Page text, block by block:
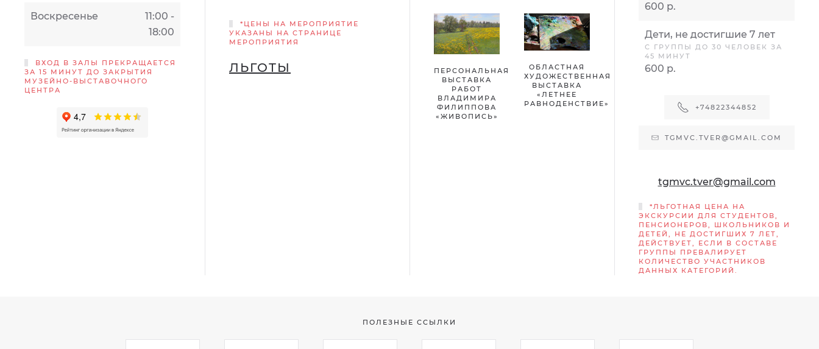
Воскресенье
11:00 -
18:00
ВХОД В ЗАЛЫ ПРЕКРАЩАЕТСЯ
ЗА 15 МИНУТ ДО ЗАКРЫТИЯ
МУЗЕЙНО-ВЫСТАВОЧНОГО
ЦЕНТРА
*ЦЕНЫ НА МЕРОПРИЯТИЕ
УКАЗАНЫ НА СТРАНИЦЕ
МЕРОПРИЯТИЯ
ЛЬГОТЫ
ПЕРСОНАЛЬНАЯ
ВЫСТАВКА
РАБОТ
ВЛАДИМИРА
ФИЛИППОВА
«ЖИВОПИСЬ»
ОБЛАСТНАЯ
ХУДОЖЕСТВЕННАЯ
ВЫСТАВКА
«ЛЕТНЕЕ
РАВНОДЕНСТВИЕ»
600 р.
Дети, не достигшие 7 лет
С ГРУППЫ ДО 30 ЧЕЛОВЕК ЗА
45 МИНУТ
600 р.
+74822344852
TGMVC.TVER@GMAIL.COM
tgmvc.tver@gmail.com
*ЛЬГОТНАЯ ЦЕНА НА
ЭКСКУРСИИ ДЛЯ СТУДЕНТОВ,
ПЕНСИОНЕРОВ, ШКОЛЬНИКОВ И
ДЕТЕЙ, НЕ ДОСТИГШИХ 7 ЛЕТ,
ДЕЙСТВУЕТ, ЕСЛИ В СОСТАВЕ
ГРУППЫ ПРЕВАЛИРУЕТ
КОЛИЧЕСТВО УЧАСТНИКОВ
ДАННЫХ КАТЕГОРИЙ.
ПОЛЕЗНЫЕ ССЫЛКИ